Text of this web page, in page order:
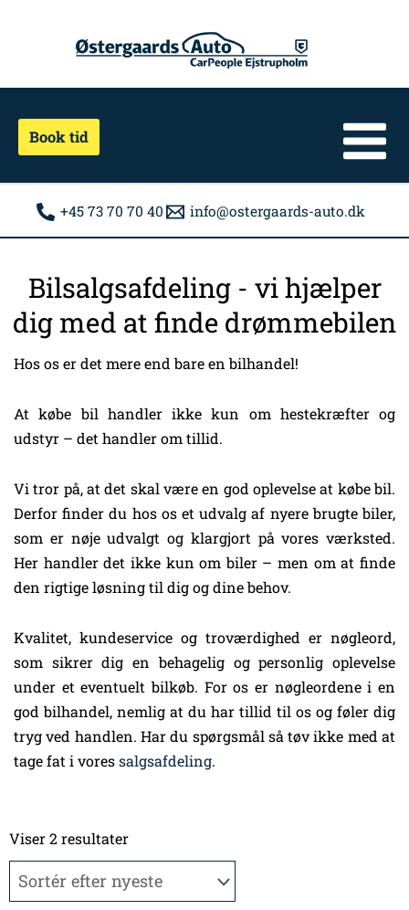
Book tid
+45 73 70 70 40 info@ostergaards-auto.dk
Bilsalgsafdeling - vi hjælper
dig med at finde drømmebilen
Hos os er det mere end bare en bilhandel!
At købe bil handler ikke kun om hestekræfter og
udstyr – det handler om tillid.
Vi tror på, at det skal være en god oplevelse at købe bil.
Derfor finder du hos os et udvalg af nyere brugte biler,
som er nøje udvalgt og klargjort på vores værksted.
Her handler det ikke kun om biler – men om at finde
den rigtige løsning til dig og dine behov.
Kvalitet, kundeservice og troværdighed er nøgleord,
som sikrer dig en behagelig og personlig oplevelse
under et eventuelt bilkøb. For os er nøgleordene i en
god bilhandel, nemlig at du har tillid til os og føler dig
tryg ved handlen. Har du spørgsmål så tøv ikke med at
tage fat i voressalgsafdeling.
Viser 2 resultaterefter